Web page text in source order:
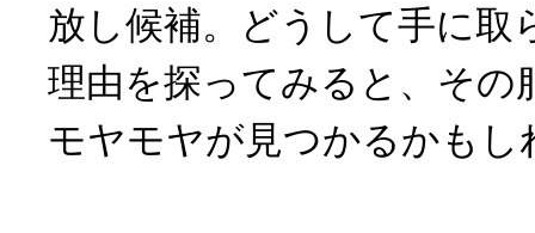
放し候補。どうして手に取
理由を探ってみると、その
モヤモヤが見つかるかもし